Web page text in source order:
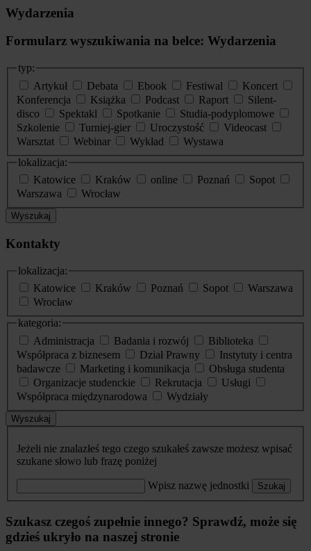
Wydarzenia
Formularz wyszukiwania na belce: Wydarzenia
typ:
Artykuł
Debata Ebook Festiwal
Koncert
Konferencja
Książka Podcast Raport
Silent-
disco
Spektakl Spotkanie
Studia-podyplomowe
Szkolenie
Turniej-gier Uroczystość
Videocast
Warsztat
Webinar Wykład
Wystawa
lokalizacja:
Katowice
Kraków online Poznań
Sopot
Warszawa
Wrocław
Wyszukaj
Kontakty
lokalizacja:
Katowice
Kraków Poznań Sopot
Warszawa
Wrocław
kategoria:
Administracja
Badania i rozwój
Biblioteka
Współpraca z biznesem
Dział Prawny
Instytuty i centra
badawcze
Marketing i komunikacja
Obsługa studenta
Organizacje studenckie
Rekrutacja
Usługi
Współpraca międzynarodowa
Wydziały
Wyszukaj
Jeżeli nie znalazłeś tego czego szukałeś zawsze możesz wpisać
szukane słowo lub frazę poniżej
Wpisz nazwę jednostki Szukaj
Szukasz czegoś zupełnie innego? Sprawdź, może się
gdzieś ukryło na naszej stronie